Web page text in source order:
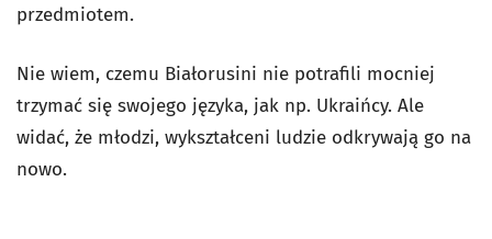
przedmiotem.
Nie wiem, czemu Białorusini nie potrafili mocniej
trzymać się swojego języka, jak np. Ukraińcy. Ale
widać, że młodzi, wykształceni ludzie odkrywają go na
nowo.